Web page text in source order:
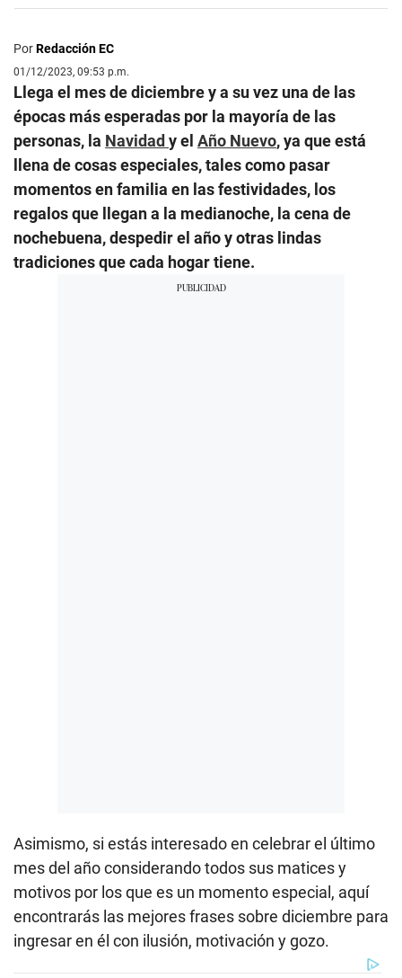
PorRedacción EC
01/12/2023, 09:53 p.m.
Llega el mes de diciembre y a su vez una de las
épocas más esperadas por la mayoría de las
personas, la Navidad y el Año Nuevo, ya que está
llena de cosas especiales, tales como pasar
momentos en familia en las festividades, los
regalos que llegan a la medianoche, la cena de
nochebuena, despedir el año y otras lindas
tradiciones que cada hogar tiene.
Asimismo, si estás interesado en celebrar el último
mes del año considerando todos sus matices y
motivos por los que es un momento especial, aquí
encontrarás las mejores frases sobre diciembre para
ingresar en él con ilusión, motivación y gozo.